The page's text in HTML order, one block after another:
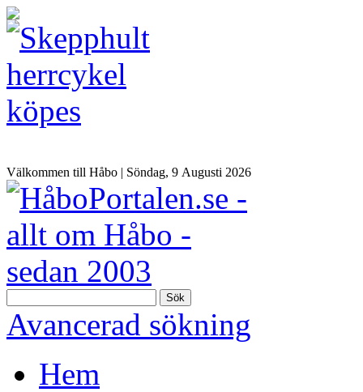
Välkommen till Håbo | Söndag, 9 Αugusti 2026
Sök
Avancerad sökning
Hem